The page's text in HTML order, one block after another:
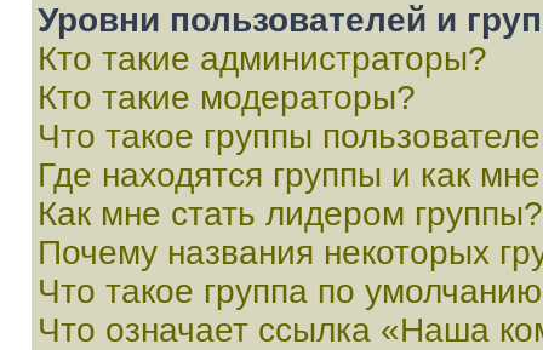
Уровни пользователей и
Кто такие администраторы?
Кто такие модераторы?
Что такое группы
Где находятся группы и как
Как мне стать лидером группы?
Почему названия некоторых
Что такое группа по
Что означает ссылка «Наша